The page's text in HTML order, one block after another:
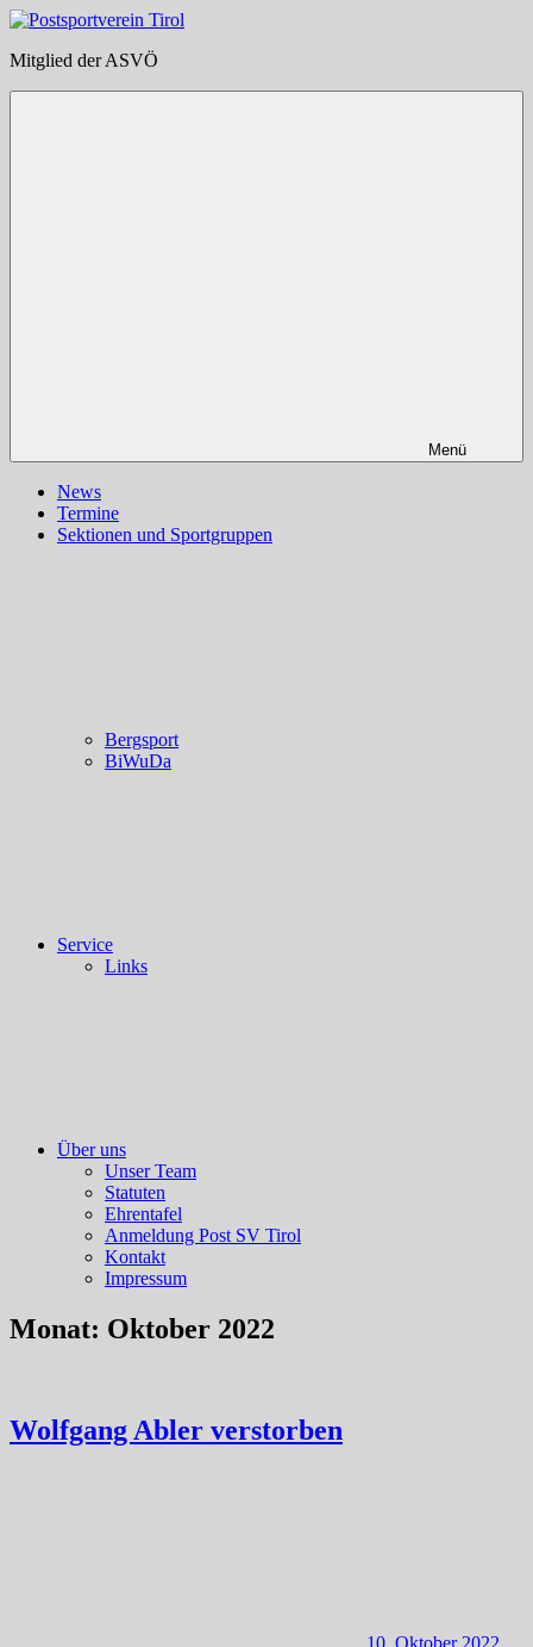
Zum
springen
Postsportverein
Mitglied der ASVÖ
Menü
News
Termine
Sektionen und Sportgruppen
Bergsport
BiWuDa
Service
Links
Über uns
Unser Team
Statuten
Ehrentafel
Anmeldung Post SV Tirol
Kontakt
Impressum
Monat: Oktober 2022
Wolfgang Abler verstorben
10. Oktober 2022